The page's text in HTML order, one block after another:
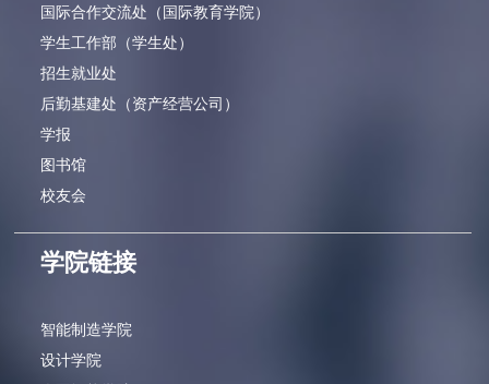
国际合作交流处（国际教育学院）
学生工作部（学生处）
招生就业处
后勤基建处（资产经营公司）
学报
图书馆
校友会
学院链接
智能制造学院
设计学院